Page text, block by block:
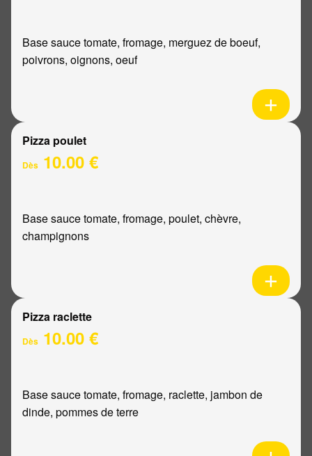
Base sauce tomate, fromage, merguez de boeuf,
poivrons, oignons, oeuf
Pizza poulet
Dès 10.00 €
Base sauce tomate, fromage, poulet, chèvre,
champignons
Pizza raclette
Dès 10.00 €
Base sauce tomate, fromage, raclette, jambon de
dinde, pommes de terre